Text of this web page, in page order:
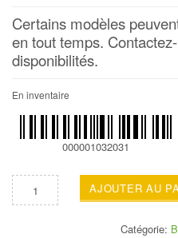
Certains modèles
en tout temps.
disponibilités.
En inventaire
000001032031
AJOUTER AU
Catégorie: